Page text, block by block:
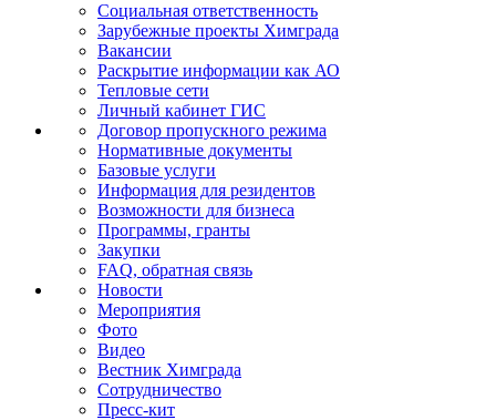
Социальная ответственность
Зарубежные проекты Химграда
Вакансии
Раскрытие информации как АО
Тепловые сети
Личный кабинет ГИС
Договор пропускного режима
Нормативные документы
Базовые услуги
Информация для резидентов
Возможности для бизнеса
Программы, гранты
Закупки
FAQ, обратная связь
Новости
Мероприятия
Фото
Видео
Вестник Химграда
Сотрудничество
Пресс-кит